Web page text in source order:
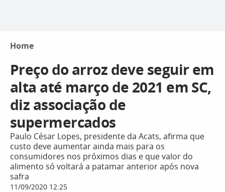
Home
Preço do arroz deve seguir em
alta até março de 2021 em SC,
diz associação de
supermercados
Paulo César Lopes, presidente da Acats, afirma que
custo deve aumentar ainda mais para os
consumidores nos próximos dias e que valor do
alimento só voltará a patamar anterior após nova
safra
11/09/2020 12:25